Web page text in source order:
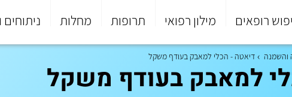
רופאים מילון רפואי תרופות מחלות ניתוחים
והשמנה דיאטה - הכלי למאבק בעודף משקל
למאבק בעודף משקל